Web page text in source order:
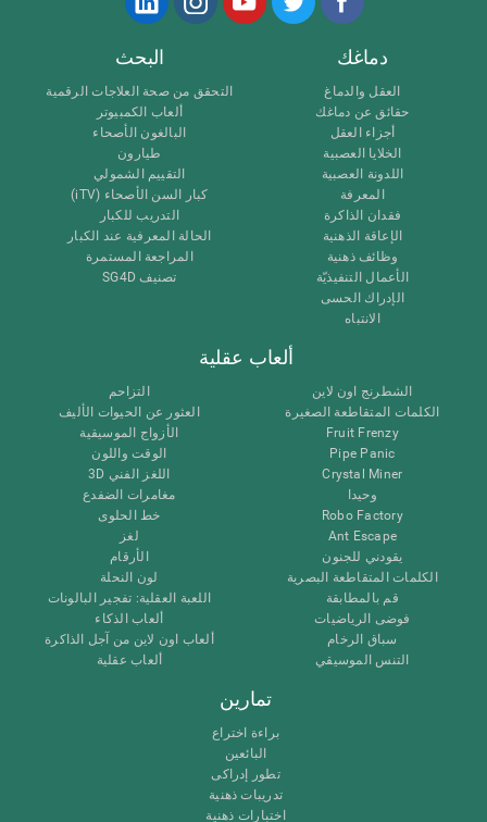
دماغك
العقل والدماغ
حقائق عن دماغك
أجزاء العقل
الخلايا العصبية
اللدونة العصبية
المعرفة
فقدان الذاكرة
الإعاقة الذهنية
وظائف ذهنية
الأعمال التنفيذيّة
الإدراك الحسى
الانتباه
البحث
التحقق من صحة العلاجات الرقمية
ألعاب الكمبيوتر
البالغون الأصحاء
طيارون
التقييم الشمولي
كبار السن الأصحاء (iTV)
التدريب للكبار
الحالة المعرفية عند الكبار
المراجعة المستمرة
تصنيف SG4D
ألعاب عقلية
الشطرنج اون لاين
الكلمات المتقاطعة الصغيرة
Fruit Frenzy
Pipe Panic
Crystal Miner
وحيدا
Robo Factory
Ant Escape
يقودني للجنون
الكلمات المتقاطعة البصرية
قم بالمطابقة
فوضى الرياضيات
سباق الرخام
التنس الموسيقي
التزاحم
العثور عن الحيوات الأليف
الأزواج الموسيقية
الوقت واللون
اللغز الفني 3D
مغامرات الضفدع
خط الحلوى
لغز
الأرقام
لون النحلة
اللعبة العقلية: تفجير البالونات
ألعاب الذكاء
ألعاب اون لاين من آجل الذاكرة
ألعاب عقلية
تمارين
براءة اختراع
البائعين
تطور إدراكى
تدريبات ذهنية
اختبارات ذهنية